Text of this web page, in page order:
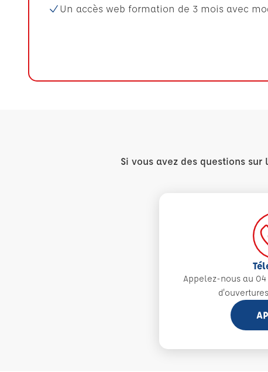
Un accès web formation de 3 mois avec
Si vous avez des questions
Appelez-nous au